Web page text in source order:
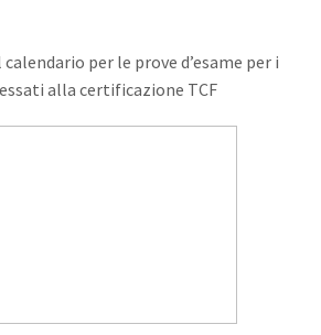
per le prove d’esame per i
alla certificazione TCF